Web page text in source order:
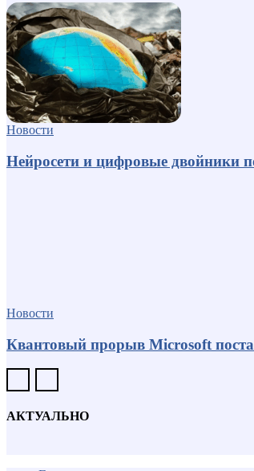
Новости
Нейросети и цифровые двойники
Новости
Квантовый прорыв Microsoft
АКТУАЛЬНО